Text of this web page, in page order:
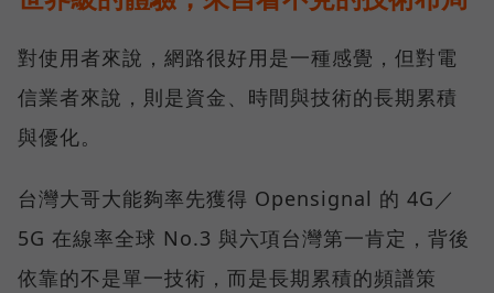
對使用者來說，網路很好用是一種感覺，但對電
信業者來說，則是資金、時間與技術的長期累積
與優化。
台灣大哥大能夠率先獲得 Opensignal 的 4G／
5G 在線率全球 No.3 與六項台灣第一肯定，背後
依靠的不是單一技術，而是長期累積的頻譜策